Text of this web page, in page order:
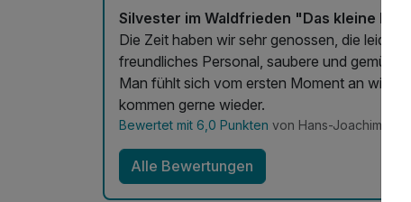
Silvester im Waldfrieden "Das kleine
Die Zeit haben wir sehr genossen, die leider zu schnell vorbei
freundliches Personal, saubere und
Man fühlt sich vom ersten Moment an
kommen gerne wieder.
Bewertet mit 6,0 Punkten von Hans-Joachim am
Alle Bewertungen